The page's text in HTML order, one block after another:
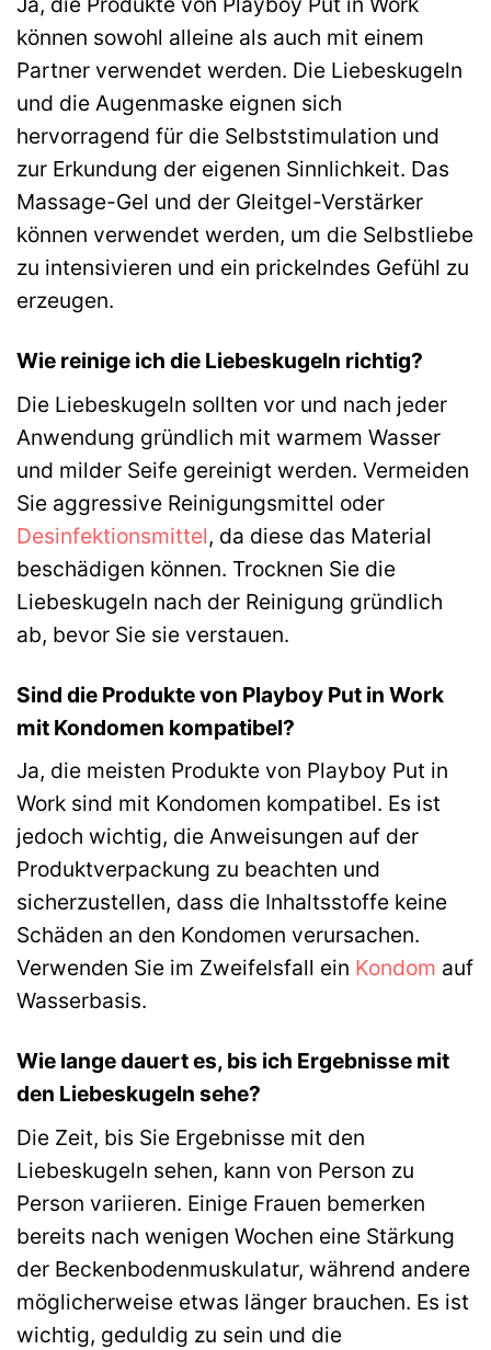
können sowohl alleine als auch mit einem
Partner verwendet werden. Die Liebeskugeln
und die Augenmaske eignen sich
hervorragend für die Selbststimulation und
zur Erkundung der eigenen Sinnlichkeit. Das
Massage-Gel und der Gleitgel-Verstärker
können verwendet werden, um die Selbstliebe
zu intensivieren und ein prickelndes Gefühl zu
erzeugen.
Wie reinige ich die Liebeskugeln richtig?
Die Liebeskugeln sollten vor und nach jeder
Anwendung gründlich mit warmem Wasser
und milder Seife gereinigt werden. Vermeiden
Sie aggressive Reinigungsmittel oder
Desinfektionsmittel, da diese das Material
beschädigen können. Trocknen Sie die
Liebeskugeln nach der Reinigung gründlich
ab, bevor Sie sie verstauen.
Sind die Produkte von Playboy Put in Work
mit Kondomen kompatibel?
Ja, die meisten Produkte von Playboy Put in
Work sind mit Kondomen kompatibel. Es ist
jedoch wichtig, die Anweisungen auf der
Produktverpackung zu beachten und
sicherzustellen, dass die Inhaltsstoffe keine
Schäden an den Kondomen verursachen.
Verwenden Sie im Zweifelsfall ein Kondom auf
Wasserbasis.
Wie lange dauert es, bis ich Ergebnisse mit
den Liebeskugeln sehe?
Die Zeit, bis Sie Ergebnisse mit den
Liebeskugeln sehen, kann von Person zu
Person variieren. Einige Frauen bemerken
bereits nach wenigen Wochen eine Stärkung
der Beckenbodenmuskulatur, während andere
möglicherweise etwas länger brauchen. Es ist
wichtig, geduldig zu sein und die